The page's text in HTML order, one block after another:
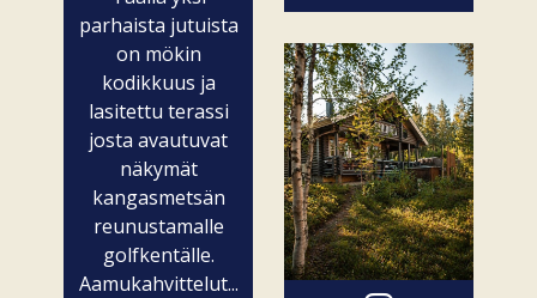
parhaista jutuista
on mökin
kodikkuus ja
lasitettu terassi
josta avautuvat
näkymät
kangasmetsän
reunustamalle
golfkentälle.
Aamukahvittelut...